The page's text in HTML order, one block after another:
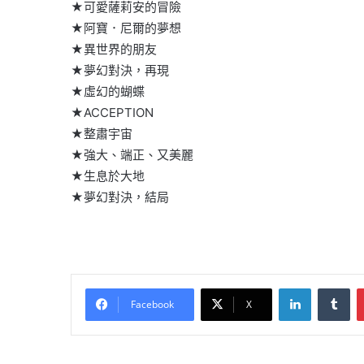
★可愛薩莉安的冒險
★阿寶．尼爾的夢想
★異世界的朋友
★夢幻對決，再現
★虛幻的蝴蝶
★ACCEPTION
★整肅宇宙
★強大、端正、又美麗
★生息於大地
★夢幻對決，結局
Facebook X
LinkedIn